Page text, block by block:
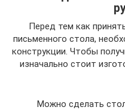
Перед тем как
письменного стола,
конструкции. Чтобы
изначально стоит
Можно сделать